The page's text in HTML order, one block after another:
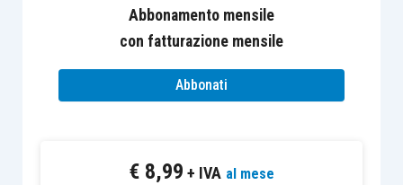
sanzioni, per l’omessa dichiarazione dei redditi
percepiti a titolo di locazione di 7 unità
immobiliari. La contribuente presentava ricorso
alla commissione tributaria provinciale
sarebbe scaturito il maggior reddito erano stati
Abbonamento mensile
con fatturazione mensile
Abbonati
€ 8,99 + IVA al mese